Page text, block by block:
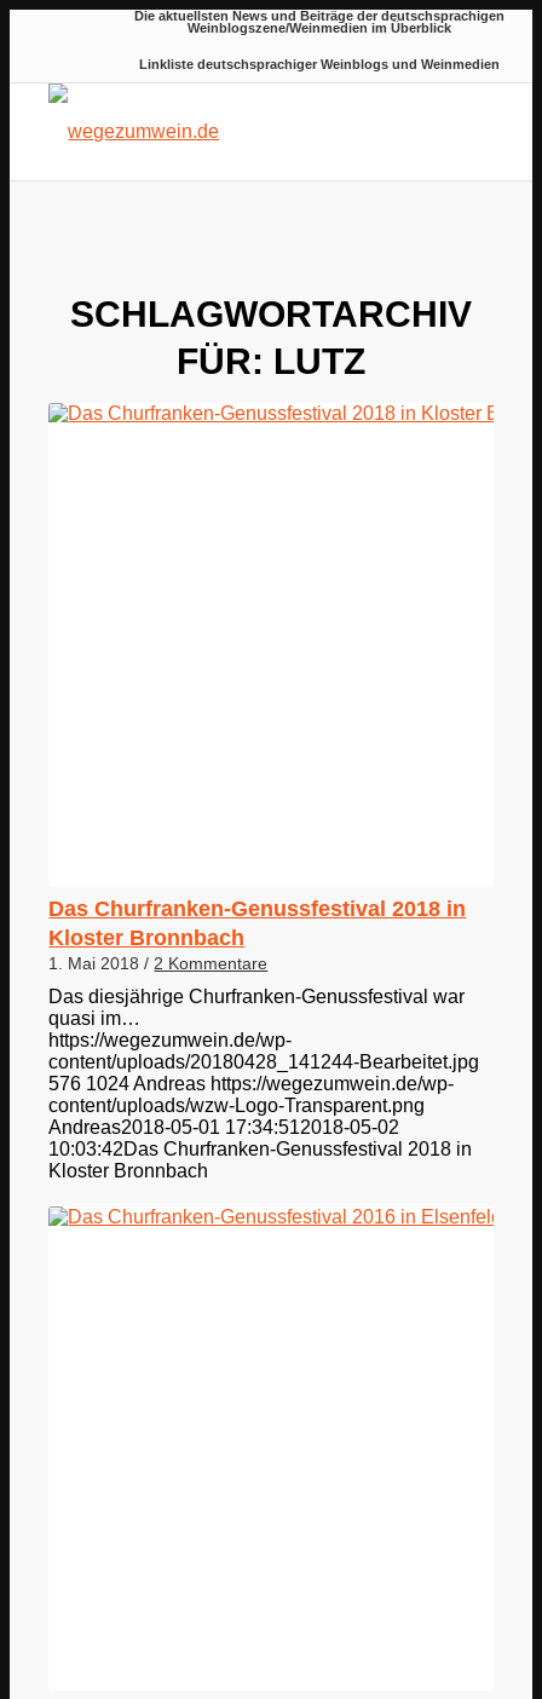
Die aktuellsten News und Beiträge der deutschsprachigen
Weinblogszene/Weinmedien im Überblick
Linkliste deutschsprachiger Weinblogs und Weinmedien
SCHLAGWORTARCHIV
FÜR: LUTZ
Das Churfranken-Genussfestival 2018 in
Kloster Bronnbach
1. Mai 2018 / 2 Kommentare
Das diesjährige Churfranken-Genussfestival war
quasi im…
https://wegezumwein.de/wp-
content/uploads/20180428_141244-Bearbeitet.jpg
576 1024 Andreas https://wegezumwein.de/wp-
content/uploads/wzw-Logo-Transparent.png
Andreas2018-05-01 17:34:512018-05-02
10:03:42Das Churfranken-Genussfestival 2018 in
Kloster Bronnbach